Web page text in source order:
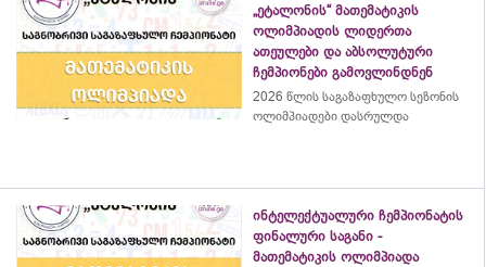
„ეტალონის“ მათემატიკის
ოლიმპიადის ლიდერთა
ათეულები და აბსოლუტური
ჩემპიონები გამოვლინდნენ
2026 წლის საგაზაფხულო სეზონის
ოლიმპიადები დასრულდა
ინტელექტუალური ჩემპიონატის
ფინალური საგანი -
მათემატიკის ოლიმპიადა